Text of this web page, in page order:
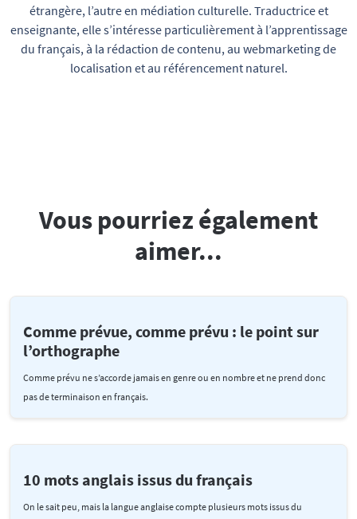
étrangère, l’autre en médiation culturelle. Traductrice et
enseignante, elle s’intéresse particulièrement à l’apprentissage
du français, à la rédaction de contenu, au webmarketing de
localisation et au référencement naturel.
Vous pourriez également
aimer...
Comme prévue, comme prévu : le point sur
l’orthographe
Comme prévu ne s’accorde jamais en genre ou en nombre et ne prend donc
pas de terminaison en français.
10 mots anglais issus du français
On le sait peu, mais la langue anglaise compte plusieurs mots issus du